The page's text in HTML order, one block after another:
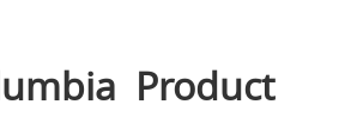
Product